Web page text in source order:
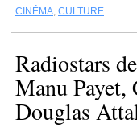
CINÉMA, CULTURE
Radiostars
Manu
Douglas